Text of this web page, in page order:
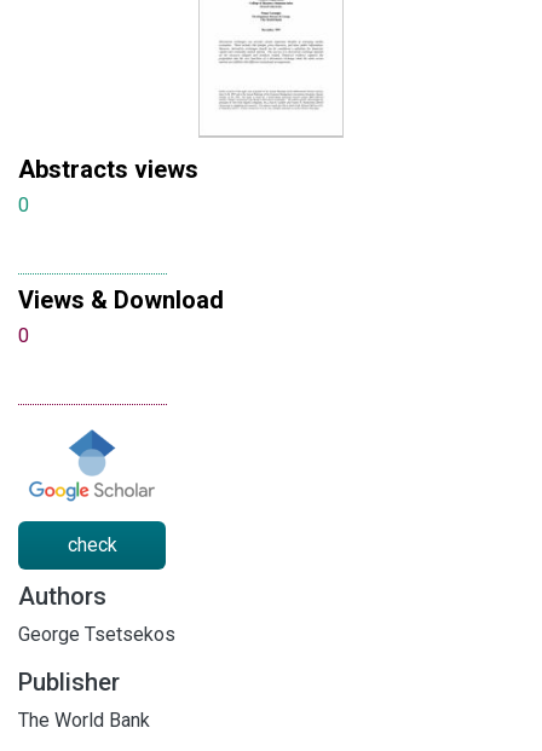
Abstracts views
0
Views & Download
0
check
Authors
George Tsetsekos
Publisher
The World Bank